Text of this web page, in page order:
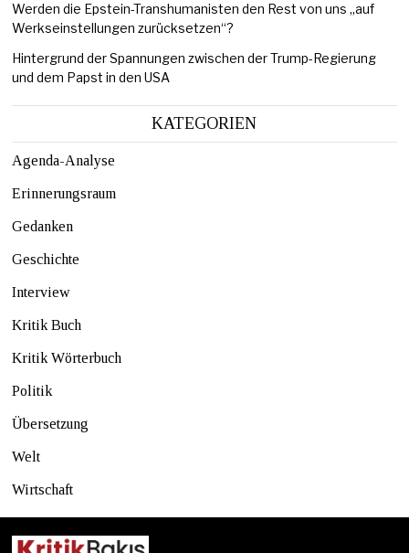
Werden die Epstein-Transhumanisten den Rest von uns „auf
Werkseinstellungen zurücksetzen“?
Hintergrund der Spannungen zwischen der Trump-Regierung
und dem Papst in den USA
KATEGORIEN
Agenda-Analyse
Erinnerungsraum
Gedanken
Geschichte
Interview
Kritik Buch
Kritik Wörterbuch
Politik
Übersetzung
Welt
Wirtschaft